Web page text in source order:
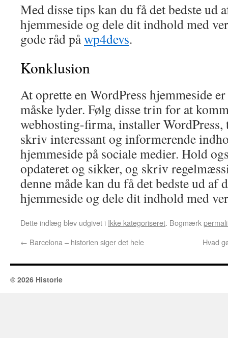
Med disse tips kan du få det bedste ud
hjemmeside og dele dit indhold med
gode råd påwp4devs.
Konklusion
At oprette en WordPress hjemmeside
måske lyder. Følg disse trin for at
webhosting-firma, installer
skriv interessant og informerende
hjemmeside på sociale medier. Hold
opdateret og sikker, og skriv
denne måde kan du få det bedste ud af
hjemmeside og dele dit indhold med
Dette indlæg blev udgivet i Ikke kategoriseret. Bogmærk
← Barcelona – historien siger det hele Hvad
© 2026 Historie